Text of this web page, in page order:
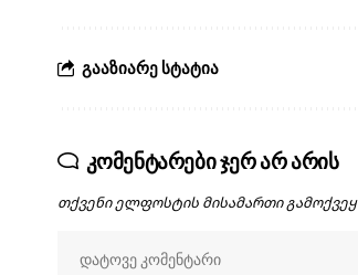
გააზიარე სტატია
კომენტარები ჯერ არ არის
თქვენი ელფოსტის მისამართი